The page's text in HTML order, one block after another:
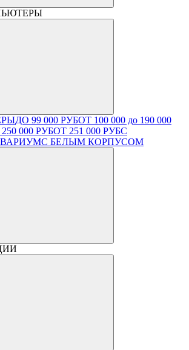
ДО 99 000 РУБОТ 100 000 до 190 000
000 РУБОТ 251 000 РУБС
С БЕЛЫМ КОРПУСОМ